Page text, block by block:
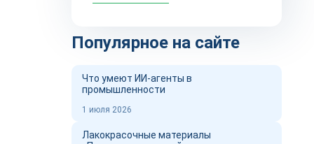
Популярное на сайте
Что умеют ИИ-агенты в
промышленности
1 июля 2026
Лакокрасочные материалы